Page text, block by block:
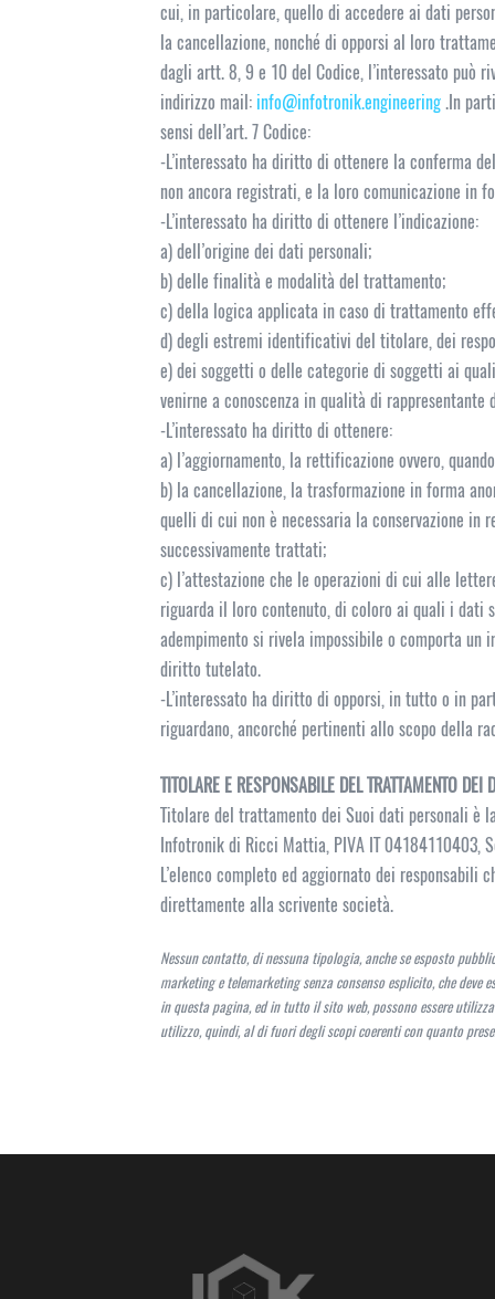
cui, in particolare, quello di accedere ai dati
la cancellazione, nonché di opporsi al loro
dagli artt. 8, 9 e 10 del Codice, l’interessato può
indirizzo mail: info@infotronik.engineering.In
sensi dell’art. 7 Codice:
-L’interessato ha diritto di ottenere la conferma
non ancora registrati, e la loro comunicazione in
-L’interessato ha diritto di ottenere l’indicazione:
a) dell’origine dei dati personali;
b) delle finalità e modalità del trattamento;
c) della logica applicata in caso di trattamento
d) degli estremi identificativi del titolare, dei
e) dei soggetti o delle categorie di soggetti ai
venirne a conoscenza in qualità di
-L’interessato ha diritto di ottenere:
a) l’aggiornamento, la rettificazione ovvero,
b) la cancellazione, la trasformazione in forma
quelli di cui non è necessaria la conservazione
successivamente trattati;
c) l’attestazione che le operazioni di cui alle
riguarda il loro contenuto, di coloro ai quali i
adempimento si rivela impossibile o comporta un
diritto tutelato.
-L’interessato ha diritto di opporsi, in tutto o in
riguardano, ancorché pertinenti allo scopo della
TITOLARE E RESPONSABILE DEL TRATTAMENTO DEI
Titolare del trattamento dei Suoi dati personali è
Infotronik di Ricci Mattia, PIVA IT 04184110403,
L’elenco completo ed aggiornato dei
direttamente alla scrivente società.
Nessun contatto, di nessuna tipologia, anche se esposto
marketing e telemarketing senza consenso esplicito, che
in questa pagina, ed in tutto il sito web, possono essere
utilizzo, quindi, al di fuori degli scopi coerenti con quanto